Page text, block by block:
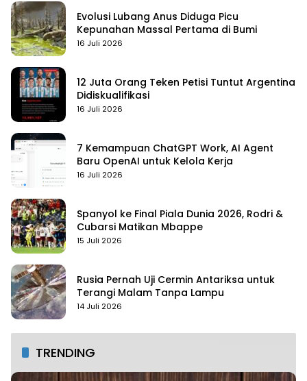
Evolusi Lubang Anus Diduga Picu
Kepunahan Massal Pertama di Bumi
16 Juli 2026
12 Juta Orang Teken Petisi Tuntut Argentina
Didiskualifikasi
16 Juli 2026
7 Kemampuan ChatGPT Work, AI Agent
Baru OpenAI untuk Kelola Kerja
16 Juli 2026
Spanyol ke Final Piala Dunia 2026, Rodri &
Cubarsi Matikan Mbappe
15 Juli 2026
Rusia Pernah Uji Cermin Antariksa untuk
Terangi Malam Tanpa Lampu
14 Juli 2026
TRENDING